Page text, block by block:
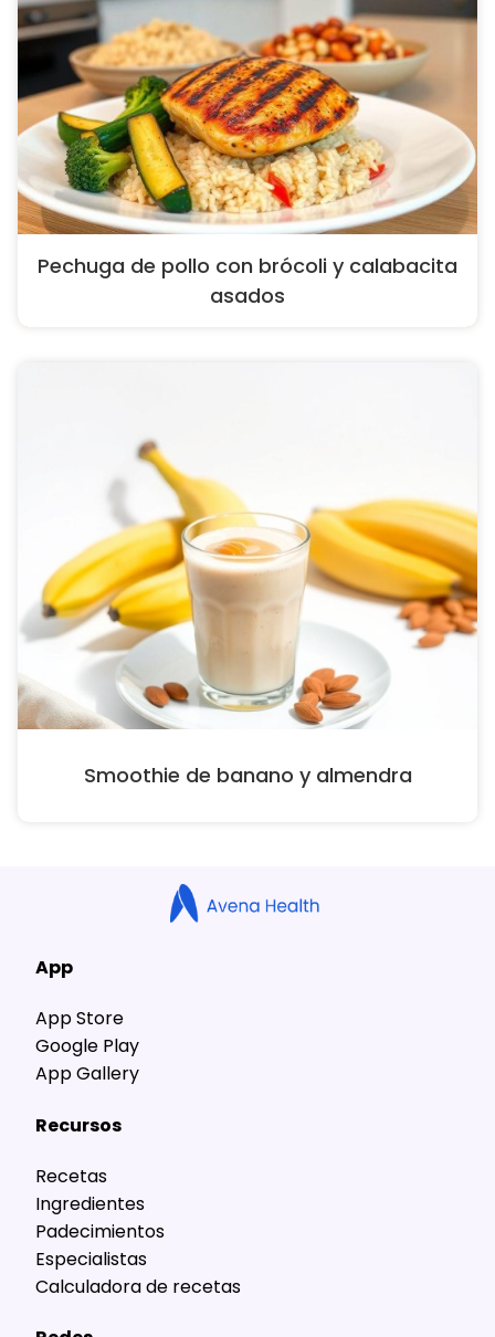
Pechuga de pollo con brócoli y calabacita
asados
Smoothie de banano y almendra
App
App Store
Google Play
App Gallery
Recursos
Recetas
Ingredientes
Padecimientos
Especialistas
Calculadora de recetas